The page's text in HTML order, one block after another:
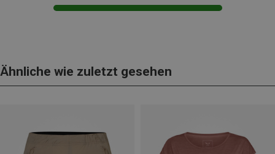
Ähnliche wie zuletzt gesehen